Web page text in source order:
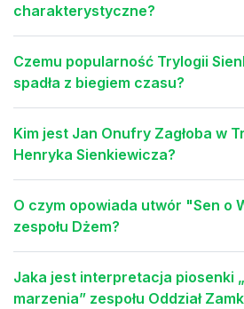
charakterystyczne?
Czemu popularność Trylogii
spadła z biegiem czasu?
Kim jest Jan Onufry Zagłoba w
Henryka Sienkiewicza?
O czym opowiada utwór "Sen o
zespołu Dżem?
Jaka jest interpretacja piosenki
marzenia” zespołu Oddział